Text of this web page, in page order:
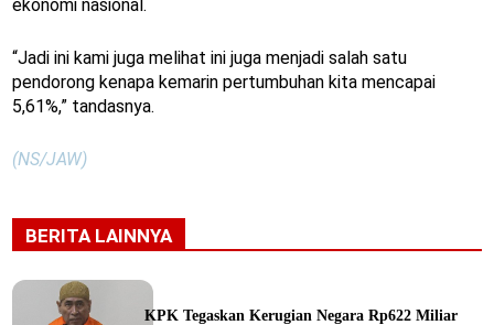
ekonomi nasional.
“Jadi ini kami juga melihat ini juga menjadi salah satu
pendorong kenapa kemarin pertumbuhan kita mencapai
5,61%,” tandasnya.
(NS/JAW)
BERITA LAINNYA
KPK Tegaskan Kerugian Negara Rp622 Miliar